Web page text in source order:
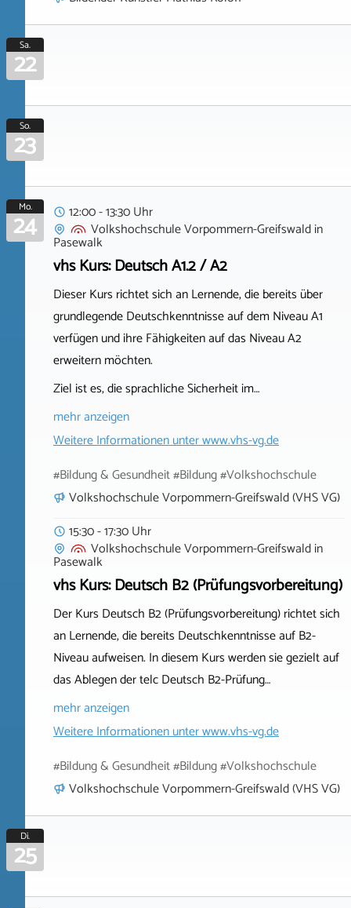
Sa.
22
So.
23
Mo.
24
12:00 - 13:30 Uhr
Volkshochschule Vorpommern-Greifswaldin
Pasewalk
vhs Kurs: Deutsch A1.2 / A2
Dieser Kurs richtet sich an Lernende, die bereits über
grundlegende Deutschkenntnisse auf dem Niveau A1
verfügen und ihre Fähigkeiten auf das Niveau A2
erweitern möchten.
Ziel ist es, die sprachliche Sicherheit im…
mehr anzeigen
Weitere Informationen unterwww.vhs-vg.de
#Bildung & Gesundheit #Bildung #Volkshochschule
Volkshochschule Vorpommern-Greifswald (VHS VG)
15:30 - 17:30 Uhr
Volkshochschule Vorpommern-Greifswaldin
Pasewalk
vhs Kurs: Deutsch B2 (Prüfungsvorbereitung)
Der Kurs Deutsch B2 (Prüfungsvorbereitung) richtet sich
an Lernende, die bereits Deutschkenntnisse auf B2-
Niveau aufweisen. In diesem Kurs werden sie gezielt auf
das Ablegen der telc Deutsch B2-Prüfung…
mehr anzeigen
Weitere Informationen unterwww.vhs-vg.de
#Bildung & Gesundheit #Bildung #Volkshochschule
Volkshochschule Vorpommern-Greifswald (VHS VG)
Di.
25